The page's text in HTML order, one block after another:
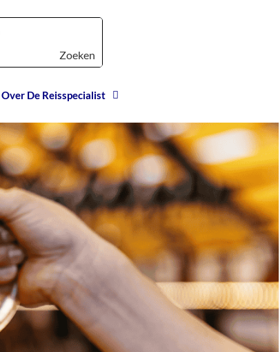
Zoeken
Over De Reisspecialist